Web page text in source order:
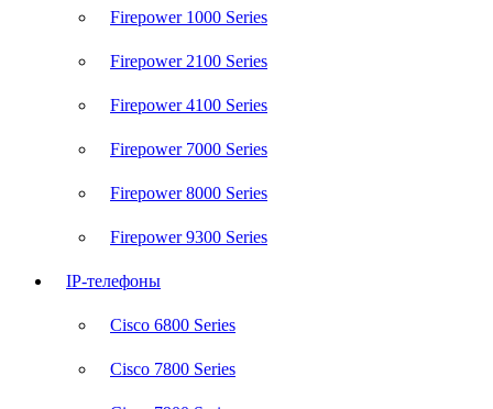
Firepower 1000 Series
Firepower 2100 Series
Firepower 4100 Series
Firepower 7000 Series
Firepower 8000 Series
Firepower 9300 Series
IP-телефоны
Cisco 6800 Series
Cisco 7800 Series